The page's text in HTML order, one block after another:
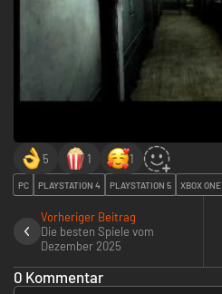
5 1 1
PC PLAYSTATION 4 PLAYSTATION 5 XBOX ONE
Vorheriger Beitrag
Die besten Spiele vom
Dezember 2025
0 Kommentar